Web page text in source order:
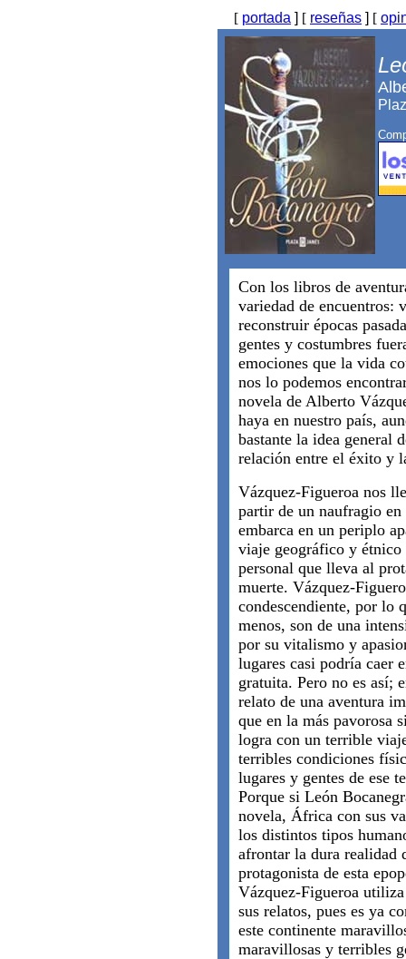
[ portada ] [ reseñas ] [
Con los libros de
variedad de encuentros:
reconstruir épocas
gentes y costumbres
emociones que la vida
nos lo podemos
novela de Alberto
haya en nuestro país,
bastante la idea general
relación entre el éxito y
Vázquez-Figueroa nos
partir de un naufragio en
embarca en un periplo
viaje geográfico y
personal que lleva al
muerte. Vázquez-
condescendiente, por lo
menos, son de una
por su vitalismo y
lugares casi podría caer
gratuita. Pero no es así;
relato de una aventura
que en la más pavorosa
logra con un terrible
terribles condiciones
lugares y gentes de ese
Porque si León
novela, África con sus
los distintos tipos
afrontar la dura realidad
protagonista de esta
Vázquez-Figueroa
sus relatos, pues es ya
este continente
maravillosas y terribles